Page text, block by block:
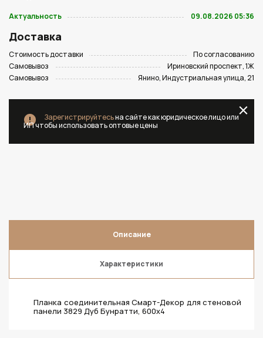
Актуальность
09.08.2026 05:36
Доставка
Стоимость доставки
По согласованию
Самовывоз
Ириновский проспект, 1Ж
Самовывоз
Янино, Индустриальная улица, 21
Зарегистрируйтесьна сайте как юридическое лицо или
ИП чтобы использовать оптовые цены
Описание
Характеристики
Планка соединительная Смарт-Декор для стеновой
панели 3829 Дуб Бунратти, 600x4